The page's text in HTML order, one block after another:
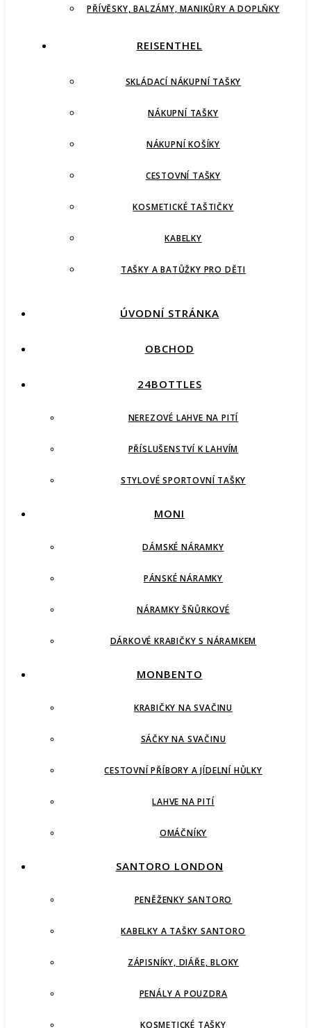
PŘÍVĚSKY, BALZÁMY, MANIKŮRY A DOPLŇKY
REISENTHEL
SKLÁDACÍ NÁKUPNÍ TAŠKY
NÁKUPNÍ TAŠKY
NÁKUPNÍ KOŠÍKY
CESTOVNÍ TAŠKY
KOSMETICKÉ TAŠTIČKY
KABELKY
TAŠKY A BATŮŽKY PRO DĚTI
ÚVODNÍ STRÁNKA
OBCHOD
24BOTTLES
NEREZOVÉ LAHVE NA PITÍ
PŘÍSLUŠENSTVÍ K LAHVÍM
STYLOVÉ SPORTOVNÍ TAŠKY
MONI
DÁMSKÉ NÁRAMKY
PÁNSKÉ NÁRAMKY
NÁRAMKY ŠŇŮRKOVÉ
DÁRKOVÉ KRABIČKY S NÁRAMKEM
MONBENTO
KRABIČKY NA SVAČINU
SÁČKY NA SVAČINU
CESTOVNÍ PŘÍBORY A JÍDELNÍ HŮLKY
LAHVE NA PITÍ
OMÁČNÍKY
SANTORO LONDON
PENĚŽENKY SANTORO
KABELKY A TAŠKY SANTORO
ZÁPISNÍKY, DIÁŘE, BLOKY
PENÁLY A POUZDRA
KOSMETICKÉ TAŠKY